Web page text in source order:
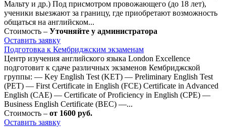
Мальту и др.) Под присмотром провожающего (до 18 лет),
ученики выезжают за границу, где приобретают возможность
общаться на английском...
Стоимость – Уточняйте у администратора
Оставить заявку
Подготовка к Кембриджским экзаменам
Центр изучения английского языка London Excellence
подготовит к сдаче различных экзаменов Кембриджской
группы: — Key English Test (KET) — Preliminary English Test
(PET) — First Certificate in English (FCE) Certificate in Advanced
English (CAE) — Certificate of Proficiency in English (CPE) —
Business English Certificate (BEC) —...
Стоимость – от 1600 руб.
Оставить заявку